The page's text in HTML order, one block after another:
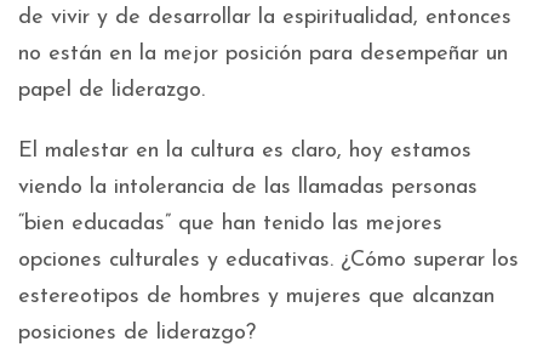
de vivir y de desarrollar la espiritualidad, entonces
no están en la mejor posición para desempeñar un
papel de liderazgo.
El malestar en la cultura es claro, hoy estamos
viendo la intolerancia de las llamadas personas
“bien educadas” que han tenido las mejores
opciones culturales y educativas. ¿Cómo superar los
estereotipos de hombres y mujeres que alcanzan
posiciones de liderazgo?